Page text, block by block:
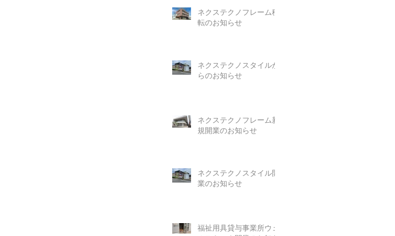
ネクステクノフレーム移
転のお知らせ
ネクステクノスタイルか
らのお知らせ
ネクステクノフレーム新
規開業のお知らせ
ネクステクノスタイル開
業のお知らせ
福祉用具貸与事業所ウェ